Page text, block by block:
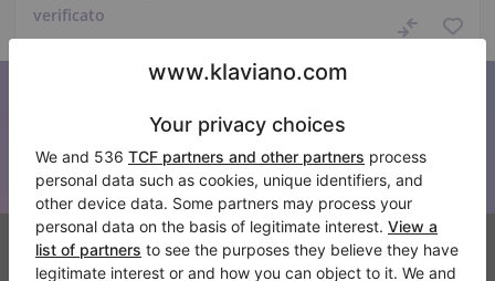
verificato
Iscriviti alla nostra newsletter
Tenetevi aggiornati su tutte le novità di Klaviano